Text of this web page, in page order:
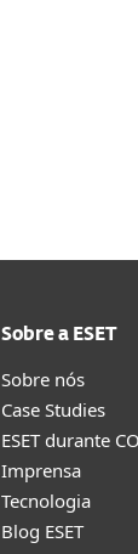
Sobre a ESET
Sobre nós
Case Studies
ESET durante
Imprensa
Tecnologia
Blog ESET